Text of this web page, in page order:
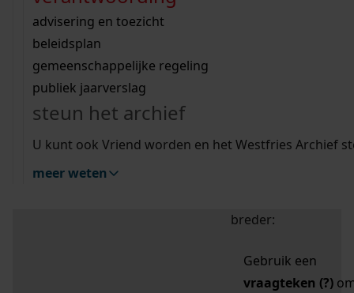
bouwvergunningen
omgevingsvergunningen
vergunningen
beeld en geluid
uitleg nodig?
Wij helpen u op weg met een aantal zoektips.
bekijk alle zoektips
Wij helpen u op weg met een aantal zoektips.
bekijk alle zoektips
bekijk ons geschiedenislokaal
advisering en toezicht
beleidsplan
gemeenschappelijke regeling
publiek jaarverslag
steun het archief
U kunt ook Vriend worden en het Westfries Archief
meer weten
zoektips
Mijn Studiezaal (inloggen)
uw zoekopdracht te
breder:
Gebruik een
vraagteken (?)